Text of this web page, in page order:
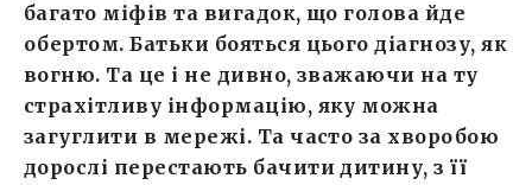
багато міфів та вигадок, що голова йде
обертом. Батьки бояться цього діагнозу, як
вогню. Та це і не дивно, зважаючи на ту
страхітливу інформацію, яку можна
загуглити в мережі. Та часто за хворобою
дорослі перестають бачити дитину, з її